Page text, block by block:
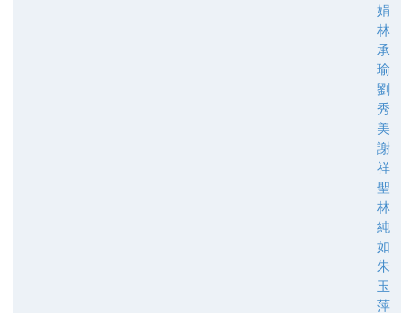
娟
林
承
瑜
劉
秀
美
謝
祥
聖
林
純
如
朱
玉
萍